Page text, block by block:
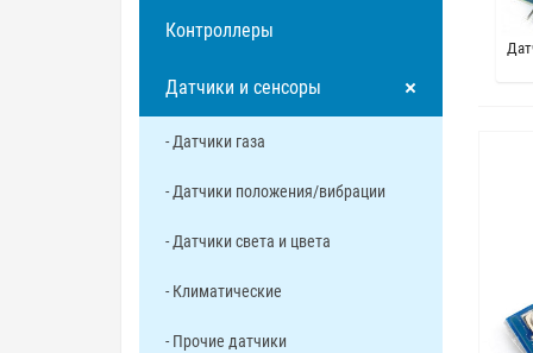
Контроллеры
Датчики и сенсоры
- Датчики газа
- Датчики положения/вибрации
- Датчики света и цвета
- Климатические
- Прочие датчики